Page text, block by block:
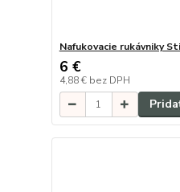
Nafukovacie rukávniky
6 €
4,88 € bez DPH